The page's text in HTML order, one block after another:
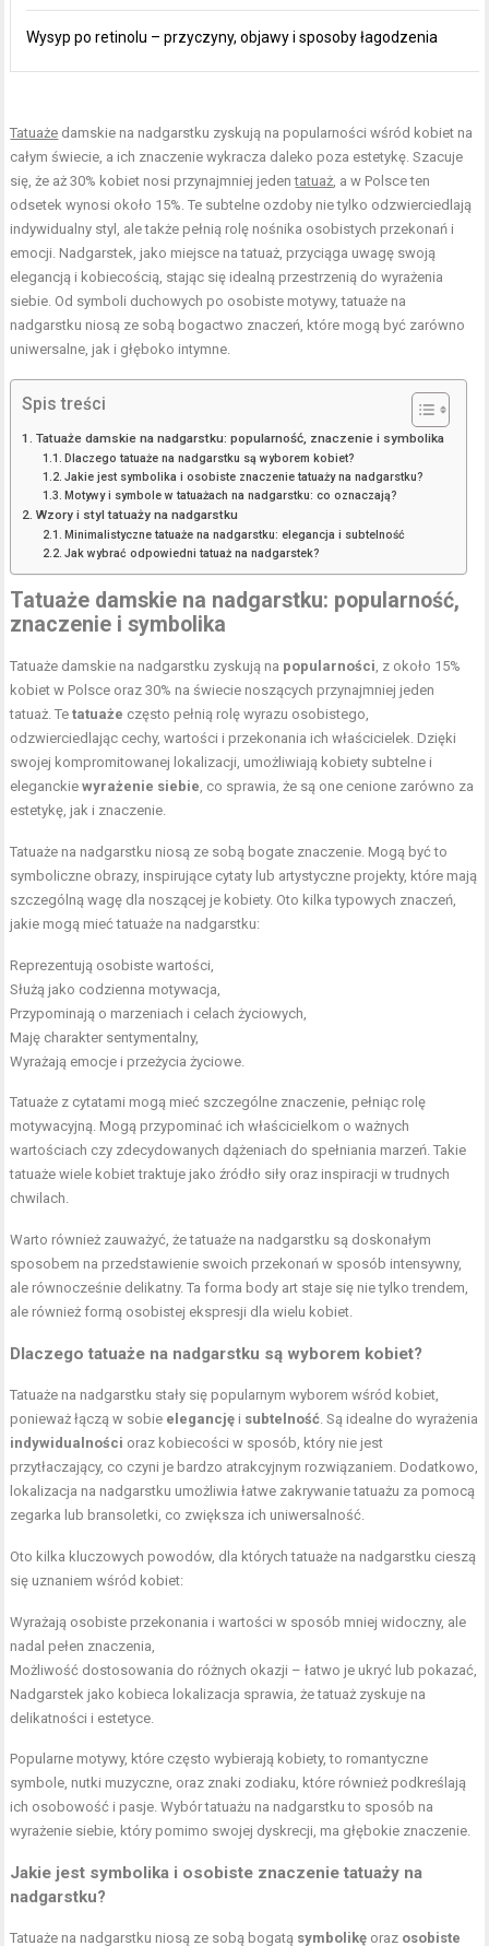
Wysyp po retinolu – przyczyny, objawy i sposoby łagodzenia
Tatuaże damskie na nadgarstku zyskują na popularności wśród kobiet na
całym świecie, a ich znaczenie wykracza daleko poza estetykę. Szacuje
się, że aż 30% kobiet nosi przynajmniej jedentatuaż , a w Polsce ten
odsetek wynosi około 15%. Te subtelne ozdoby nie tylko odzwierciedlają
indywidualny styl, ale także pełnią rolę nośnika osobistych przekonań i
emocji. Nadgarstek, jako miejsce na tatuaż, przyciąga uwagę swoją
elegancją i kobiecością, stając się idealną przestrzenią do wyrażenia
siebie. Od symboli duchowych po osobiste motywy, tatuaże na
nadgarstku niosą ze sobą bogactwo znaczeń, które mogą być zarówno
uniwersalne, jak i głęboko intymne.
Spis treści
Tatuaże damskie na nadgarstku: popularność, znaczenie i symbolika
Dlaczego tatuaże na nadgarstku są wyborem kobiet?
Jakie jest symbolika i osobiste znaczenie tatuaży na nadgarstku?
Motywy i symbole w tatuażach na nadgarstku: co oznaczają?
Wzory i styl tatuaży na nadgarstku
Minimalistyczne tatuaże na nadgarstku: elegancja i subtelność
Jak wybrać odpowiedni tatuaż na nadgarstek?
Tatuaże damskie na nadgarstku: popularność,
znaczenie i symbolika
Tatuaże damskie na nadgarstku zyskują na popularności , z około 15%
kobiet w Polsce oraz 30% na świecie noszących przynajmniej jeden
tatuaż. Tetatuaże często pełnią rolę wyrazu osobistego,
odzwierciedlając cechy, wartości i przekonania ich właścicielek. Dzięki
swojej kompromitowanej lokalizacji, umożliwiają kobiety subtelne i
eleganckiewyrażenie siebie , co sprawia, że są one cenione zarówno za
estetykę, jak i znaczenie.
Tatuaże na nadgarstku niosą ze sobą bogate znaczenie. Mogą być to
symboliczne obrazy, inspirujące cytaty lub artystyczne projekty, które mają
szczególną wagę dla noszącej je kobiety. Oto kilka typowych znaczeń,
jakie mogą mieć tatuaże na nadgarstku:
Reprezentują osobiste wartości,
Służą jako codzienna motywacja,
Przypominają o marzeniach i celach życiowych,
Maję charakter sentymentalny,
Wyrażają emocje i przeżycia życiowe.
Tatuaże z cytatami mogą mieć szczególne znaczenie, pełniąc rolę
motywacyjną. Mogą przypominać ich właścicielkom o ważnych
wartościach czy zdecydowanych dążeniach do spełniania marzeń. Takie
tatuaże wiele kobiet traktuje jako źródło siły oraz inspiracji w trudnych
chwilach.
Warto również zauważyć, że tatuaże na nadgarstku są doskonałym
sposobem na przedstawienie swoich przekonań w sposób intensywny,
ale równocześnie delikatny. Ta forma body art staje się nie tylko trendem,
ale również formą osobistej ekspresji dla wielu kobiet.
Dlaczego tatuaże na nadgarstku są wyborem kobiet?
Tatuaże na nadgarstku stały się popularnym wyborem wśród kobiet,
ponieważ łączą w sobie elegancję i subtelność . Są idealne do wyrażenia
indywidualności oraz kobiecości w sposób, który nie jest
przytłaczający, co czyni je bardzo atrakcyjnym rozwiązaniem. Dodatkowo,
lokalizacja na nadgarstku umożliwia łatwe zakrywanie tatuażu za pomocą
zegarka lub bransoletki, co zwiększa ich uniwersalność.
Oto kilka kluczowych powodów, dla których tatuaże na nadgarstku cieszą
się uznaniem wśród kobiet:
Wyrażają osobiste przekonania i wartości w sposób mniej widoczny, ale
nadal pełen znaczenia,
Możliwość dostosowania do różnych okazji – łatwo je ukryć lub pokazać,
Nadgarstek jako kobieca lokalizacja sprawia, że tatuaż zyskuje na
delikatności i estetyce.
Popularne motywy, które często wybierają kobiety, to romantyczne
symbole, nutki muzyczne, oraz znaki zodiaku, które również podkreślają
ich osobowość i pasje. Wybór tatuażu na nadgarstku to sposób na
wyrażenie siebie, który pomimo swojej dyskrecji, ma głębokie znaczenie.
Jakie jest symbolika i osobiste znaczenie tatuaży na
nadgarstku?
Tatuaże na nadgarstku niosą ze sobą bogatą symbolikę oraz osobiste